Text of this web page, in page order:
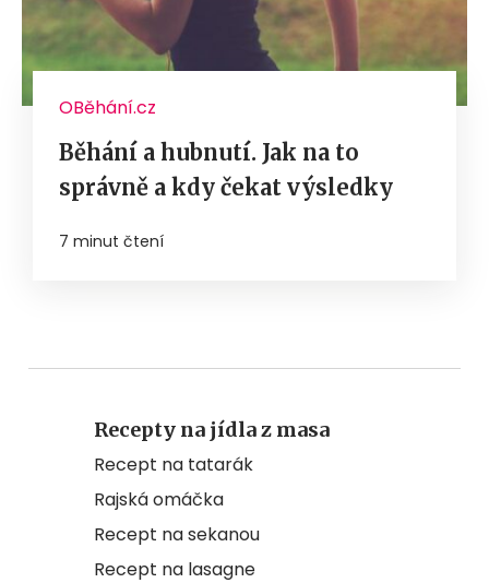
OBěhání.cz
Běhání a hubnutí. Jak na to
správně a kdy čekat výsledky
7 minut čtení
Recepty na jídla z masa
Recept na tatarák
Rajská omáčka
Recept na sekanou
Recept na lasagne